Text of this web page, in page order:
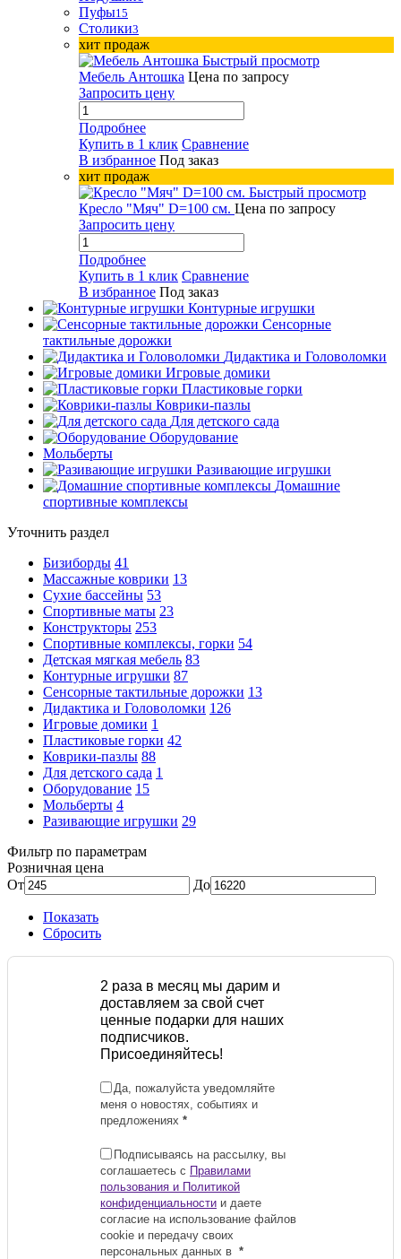
Пуфы15
Столики3
хит продаж
Быстрый просмотр
Мебель Антошка Цена по запросу
Запросить цену
Подробнее
Купить в 1 клик Сравнение
В избранное Под заказ
хит продаж
Быстрый просмотр
Кресло "Мяч" D=100 см. Цена по запросу
Запросить цену
Подробнее
Купить в 1 клик Сравнение
В избранное Под заказ
Контурные игрушки
Сенсорные
тактильные дорожки
Дидактика и Головоломки
Игровые домики
Пластиковые горки
Коврики-пазлы
Для детского сада
Оборудование
Мольберты
Разивающие игрушки
Домашние
спортивные комплексы
Уточнить раздел
Бизиборды 41
Массажные коврики 13
Сухие бассейны 53
Спортивные маты 23
Конструкторы 253
Спортивные комплексы, горки 54
Детская мягкая мебель 83
Контурные игрушки 87
Сенсорные тактильные дорожки 13
Дидактика и Головоломки 126
Игровые домики 1
Пластиковые горки 42
Коврики-пазлы 88
Для детского сада 1
Оборудование 15
Мольберты 4
Разивающие игрушки 29
Фильтр по параметрам
Розничная цена
От
До
Показать
Сбросить
2 раза в месяц мы дарим и
доставляем за свой счет
ценные подарки для наших
подписчиков.
Присоединяйтесь!
Да, пожалуйста уведомляйте
меня о новостях, событиях и
предложениях *
Подписываясь на рассылку, вы
соглашаетесь с Правилами
пользования и Политикой
конфиденциальности и даете
согласие на использование файлов
cookie и передачу своих
персональных данных в *